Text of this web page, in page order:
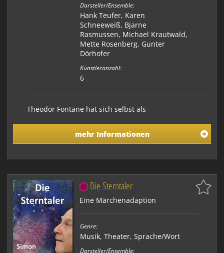
Darsteller/Ensemble:
Hank Teufer, Karen
Schneeweiß, Bjarne
Rasmussen, Michael Krautwald,
Mette Rosenberg, Gunter
Dörhofer
Künstleranzahl:
6
Theodor Fontane hat sich selbst als
"Nordlandmenschen" gesehen. Die Herbheit des
Schon in jungen Jahren gab er seinen Balladen
nordische Themen, die bekannteste, "Gorm Grimme",
entstand 1864 als Fontane zweimal das im Krieg
mehr Informationen
Die Sterntaler
Eine Märchenadaption
Genre:
Musik, Theater, Sprache/Wort
Darsteller/Ensemble: